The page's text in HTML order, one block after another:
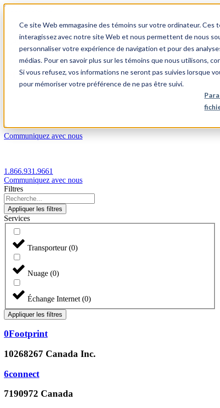
Ce site Web emmagasine des témoins sur votre ordinateur.
interagissez avec notre site Web et nous permettent de nous
personnaliser votre expérience de navigation et pour des
médias. Pour en savoir plus sur les témoins que nous utilisons,
Si vous refusez, vos informations ne seront pas suivies lorsque
pour mémoriser votre préférence de ne pas être suivi.
1.866.931.9661
Login
FR
Communiquez avec nous
1.866.931.9661
Communiquez avec nous
Filtres
Appliquer les filtres
Services
Transporteur(0)
Nuage (0)
Échange Internet (0)
Appliquer les filtres
0Footprint
10268267 Canada Inc.
6connect
7190972 Canada